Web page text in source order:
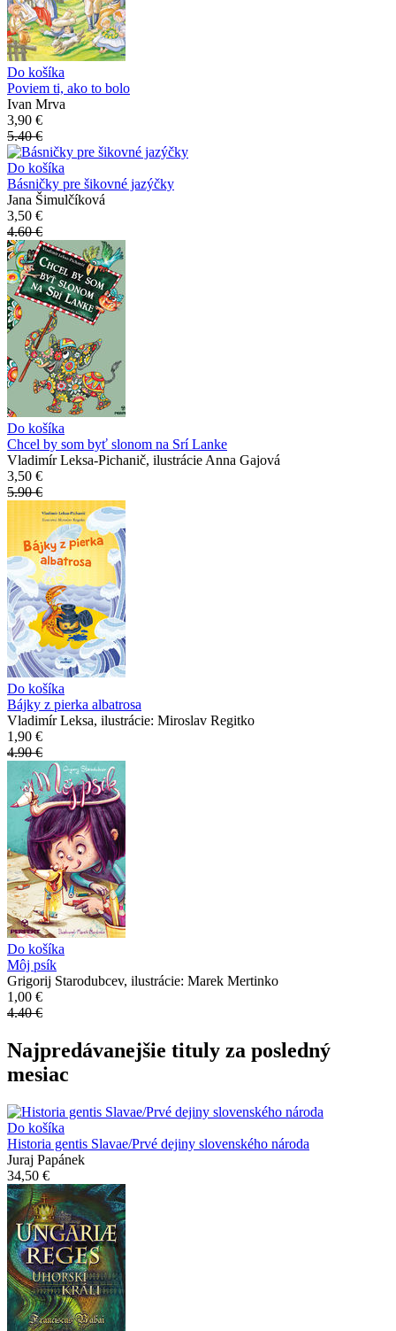
Do košíka
Poviem ti, ako to bolo
Ivan Mrva
3,90 €
5.40 €
Do košíka
Básničky pre šikovné jazýčky
Jana Šimulčíková
3,50 €
4.60 €
Do košíka
Chcel by som byť slonom na Srí Lanke
Vladimír Leksa-Pichanič, ilustrácie Anna Gajová
3,50 €
5.90 €
Do košíka
Bájky z pierka albatrosa
Vladimír Leksa, ilustrácie: Miroslav Regitko
1,90 €
4.90 €
Do košíka
Môj psík
Grigorij Starodubcev, ilustrácie: Marek Mertinko
1,00 €
4.40 €
Najpredávanejšie tituly za posledný
mesiac
Do košíka
Historia gentis Slavae/Prvé dejiny slovenského národa
Juraj Papánek
34,50 €